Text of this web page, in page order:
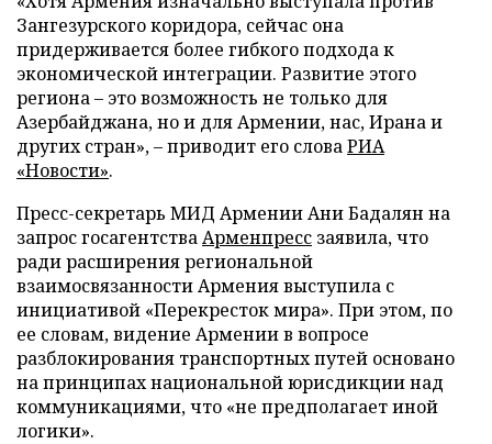
Зангезурского коридора, сейчас она
придерживается более гибкого подхода к
экономической интеграции. Развитие этого
региона – это возможность не только для
Азербайджана, но и для Армении, нас, Ирана и
других стран», – приводит его словаРИА
«Новости».
Пресс-секретарь МИД Армении Ани Бадалян на
запрос госагентстваАрменпресс заявила, что
ради расширения региональной
взаимосвязанности Армения выступила с
инициативой «Перекресток мира». При этом, по
ее словам, видение Армении в вопросе
разблокирования транспортных путей основано
на принципах национальной юрисдикции над
коммуникациями, что «не предполагает иной
логики».